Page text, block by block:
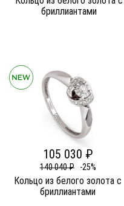
бриллиантами
105 030 ₽
140 040 ₽ -25%
Кольцо из белого золота c
бриллиантами